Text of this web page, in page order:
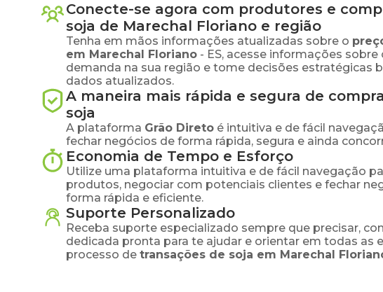
Conecte-se agora com produtores e
soja de Marechal Floriano e região
Tenha em mãos informações atualizadas sobre o
em Marechal Floriano - ES, acesse informações sobre
demanda na sua região e tome decisões estratégicas
dados atualizados.
A maneira mais rápida e segura de
soja
A plataforma Grão Direto é intuitiva e de fácil
fechar negócios de forma rápida, segura e ainda
Economia de Tempo e Esforço
Utilize uma plataforma intuitiva e de fácil navegação
produtos, negociar com potenciais clientes e fechar
forma rápida e eficiente.
Suporte Personalizado
Receba suporte especializado sempre que precisar,
dedicada pronta para te ajudar e orientar em todas as
processo de transações de soja em Marechal